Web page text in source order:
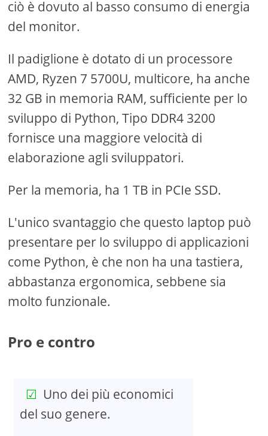
ciò è dovuto al basso consumo di energia
del monitor.
Il padiglione è dotato di un processore
AMD, Ryzen 7 5700U, multicore, ha anche
32 GB in memoria RAM, sufficiente per lo
sviluppo di Python, Tipo DDR4 3200
fornisce una maggiore velocità di
elaborazione agli sviluppatori.
Per la memoria, ha 1 TB in PCIe SSD.
L'unico svantaggio che questo laptop può
presentare per lo sviluppo di applicazioni
come Python, è che non ha una tastiera,
abbastanza ergonomica, sebbene sia
molto funzionale.
Pro e contro
Uno dei più economici
del suo genere.